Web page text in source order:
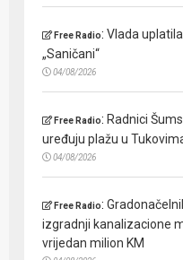
Free Radio:Vlada
„Saničani“
04/08/2026
Free Radio: Radnici
uređuju plažu u
04/08/2026
Free Radio:
izgradnji kanalizacione
vrijedan milion KM